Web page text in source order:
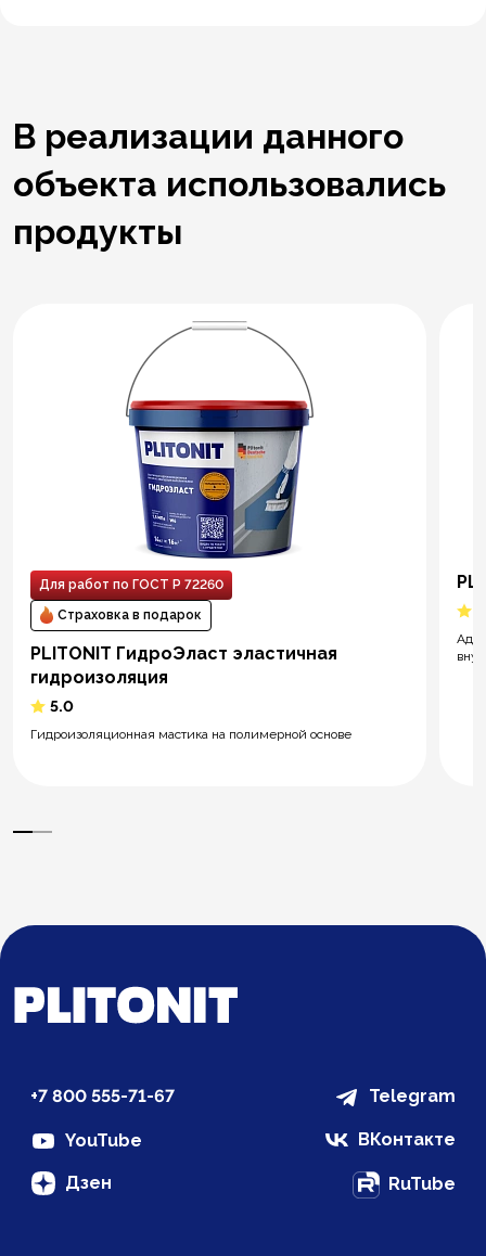
В реализации данного
объекта использовались
продукты
Для работ по ГОСТ Р 72260
Страховка в подарок
PLITONIT ГидроЭласт эластичная
гидроизоляция
5.0
Гидроизоляционная мастика на полимерной основе
+7 800 555-71-67 Telegram
YouTube ВКонтакте
Дзен RuTube